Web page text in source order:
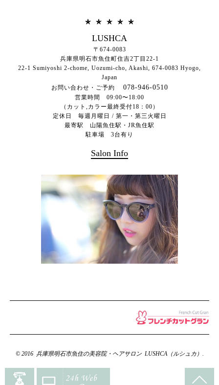
LUSHCA
〒674-0083
兵庫県明石市魚住町住吉2丁目22-1
22-1 Sumiyoshi 2-chome, Uozumi-cho, Akashi, 674-0083 Hyogo,
Japan
お問い合わせ・ご予約 078-946-0510
営業時間 09:00〜18:00
（カット,カラー最終受付18：00）
定休日 毎週月曜日 / 第一・第三火曜日
最寄駅 山陽魚住駅・JR魚住駅
駐車場 3台有り
Salon Info
© 2016 兵庫県明石市魚住の美容院・ヘアサロン LUSHCA（ルシュカ）.